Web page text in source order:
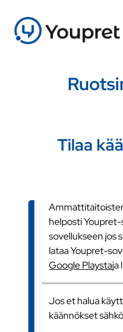
Tilaa
helposti
sovellukseen jos
lataa Youpret-
Google Playstaja
Jos et halua
käännökset